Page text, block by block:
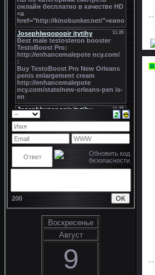
200
Воскресенье
Август
9
>>
>>